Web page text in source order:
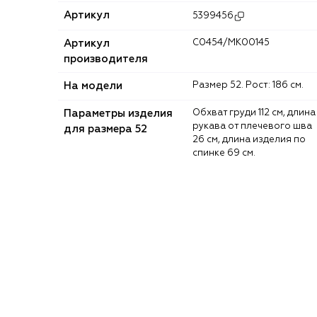
Артикул 5399456
Артикул
производителя
C0454/MK00145
На модели Размер 52. Рост: 186 см.
Параметры изделия
для размера 52
Обхват груди 112 см, длина
рукава от плечевого шва
26 см, длина изделия по
спинке 69 см.